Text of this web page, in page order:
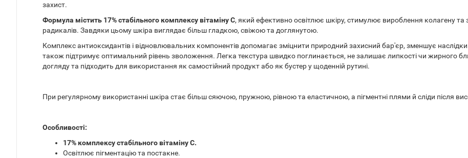
захист.
Формула містить 17% стабільного комплексу вітаміну С, який ефективно освітлює шкіру, стимулює вироблення колагену та
радикалів. Завдяки цьому шкіра виглядає більш гладкою, свіжою та доглянутою.
Комплекс антиоксидантів і відновлювальних компонентів допомагає зміцнити природний захисний бар'єр, зменшує
також підтримує оптимальний рівень зволоження. Легка текстура швидко поглинається, не залишає липкості чи жирного
догляду та підходить для використання як самостійний продукт або як бустер у щоденній рутині.
При регулярному використанні шкіра стає більш сяючою, пружною, рівною та еластичною, а пігментні плями й сліди після
Особливості:
17% комплексу стабільного вітаміну С.
Освітлює пігментацію та постакне.